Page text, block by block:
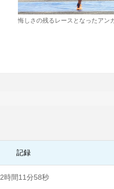
悔しさの残るレースとなったアン
記録
2時間11分58秒